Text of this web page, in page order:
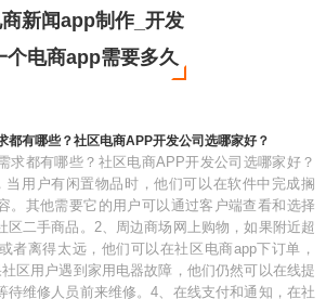
新闻app制作_开发
个电商app需要多久
都有哪些？社区电商APP开发公司选哪家好？
求都有哪些？社区电商APP开发公司选哪家好？
当用户有闲置物品时，他们可以在软件中完成搁
。其他需要它的用户可以通过客户端查看和选择
区二手商品。2、周边商场网上购物，如果附近超
者离得太远，他们可以在社区电商app下订单，
区用户遇到家用电器故障，他们仍然可以在线提
待维修人员前来维修。4、在线支付和通知，在社